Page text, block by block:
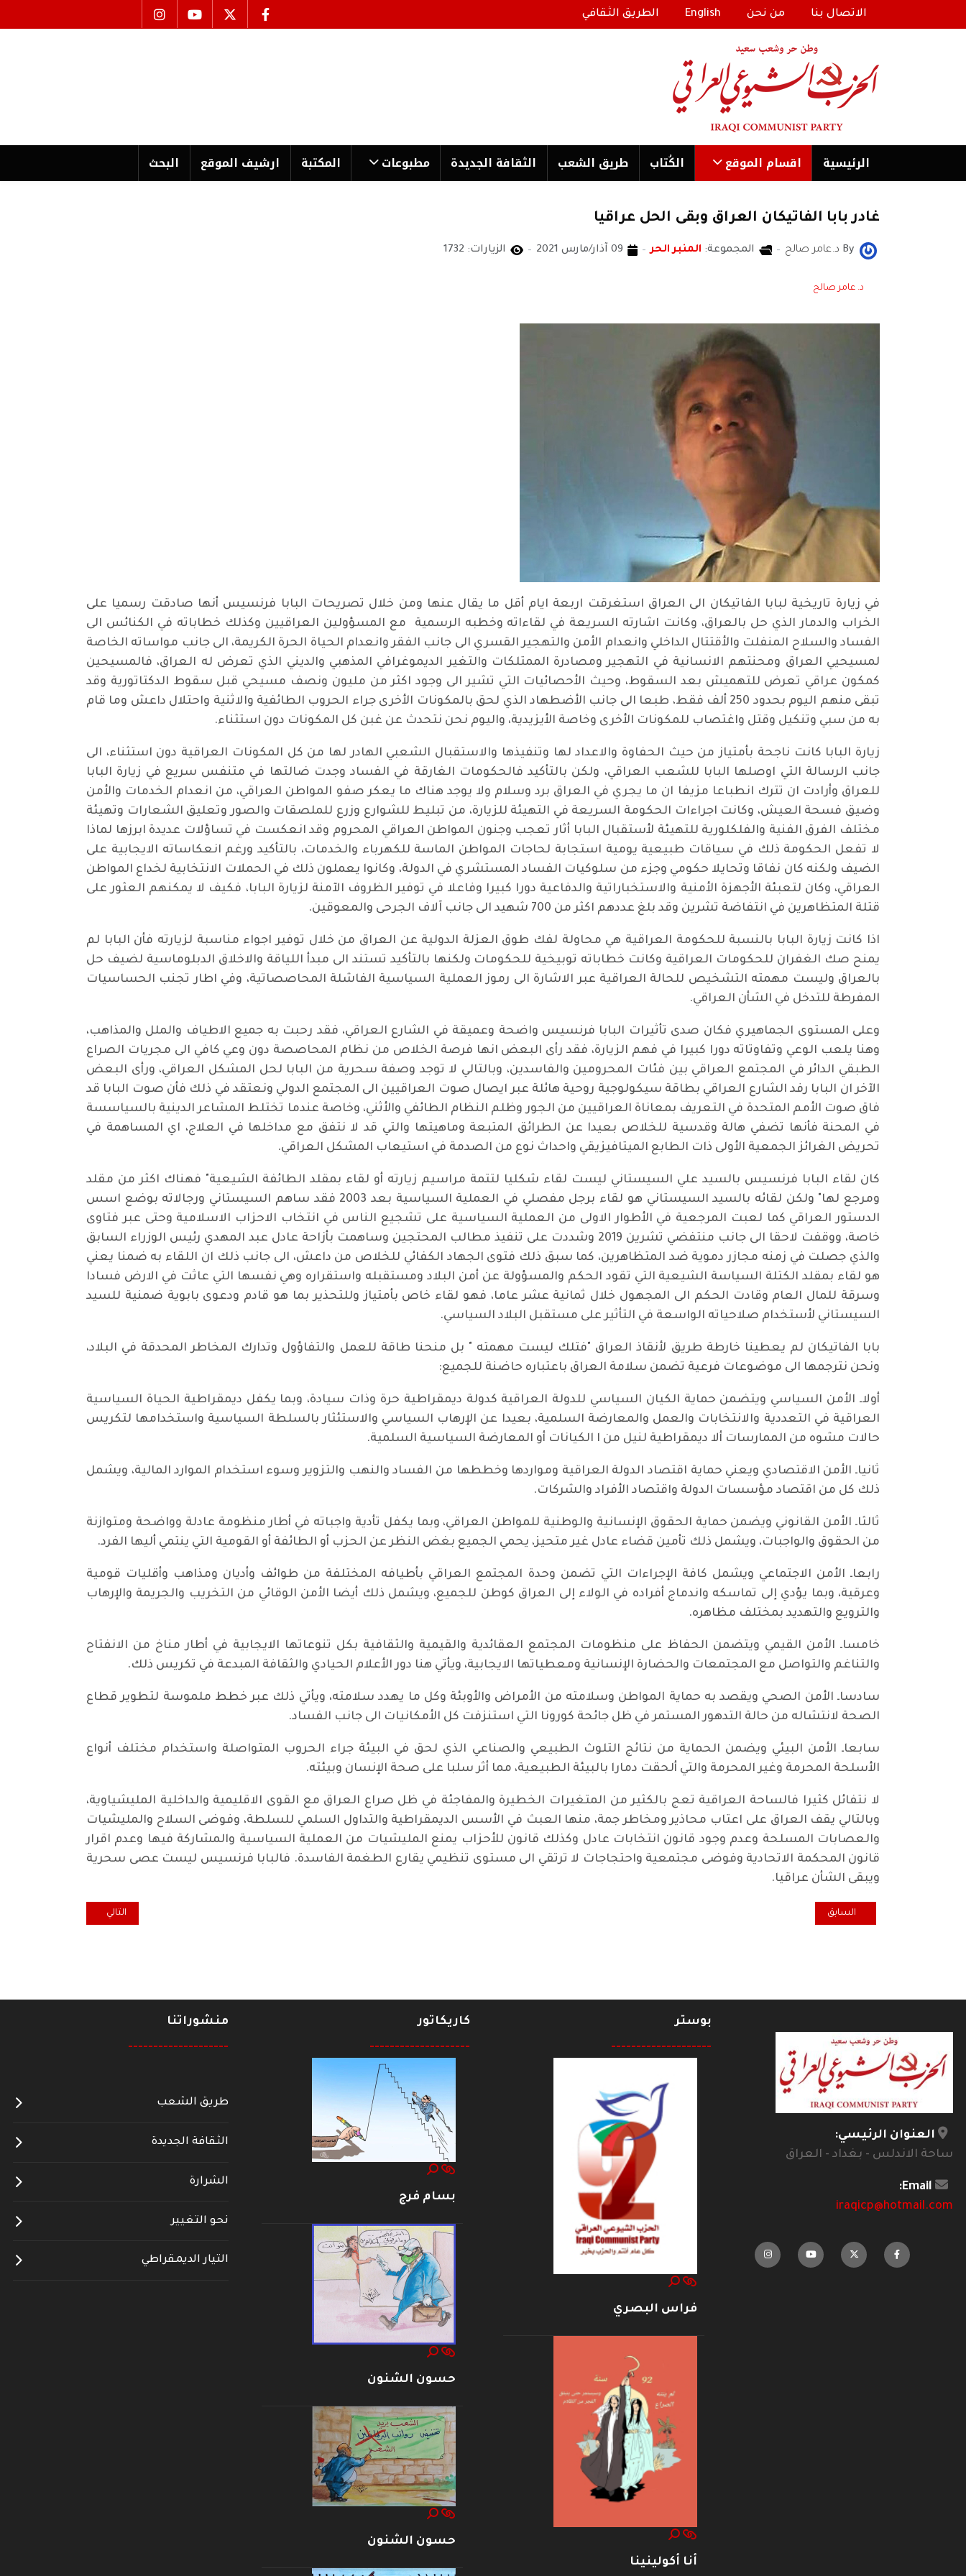
الاتصال بنا من نحن English الطريق الثقافي
الرئیسية اقسام الموقع الكُتاب طریق الشعب الثقافة الجدیدة مطبوعات المكتبة ارشیف الموقع البحث
غادر بابا الفاتيكان العراق وبقى الحل عراقيا
By د.عامر صالح المجموعة: المنبر الحر 09 آذار/مارس 2021 الزيارات: 1732
د. عامر صالح
في زيارة تاريخية لبابا الفاتيكان الى العراق استغرقت اربعة ايام أقل ما يقال عنها ومن خلال تصريحات البابا فرنسيس أنها صادقت رسميا على
الخراب والدمار الذي حل بالعراق، وكانت اشارته السريعة في لقاءاته وخطبه الرسمية مع المسؤولين العراقيين وكذلك خطاباته في الكنائس الى
الفساد والسلاح المنفلت والأقتتال الداخلي وانعدام الأمن والتهجير القسري الى جانب الفقر وانعدام الحياة الحرة الكريمة، الى جانب مواساته الخاصة
لمسيحيي العراق ومحنتهم الانسانية في التهجير ومصادرة الممتلكات والتغير الديموغرافي المذهبي والديني الذي تعرض له العراق، فالمسيحين
كمكون عراقي تعرض للتهميش بعد السقوط، وحيث الأحصائيات التي تشير الى وجود اكثر من مليون ونصف مسيحي قبل سقوط الدكتاتورية وقد
تبقى منهم اليوم بحدود 250 ألف فقط، طبعا الى جانب الأضطهاد الذي لحق بالمكونات الأخرى جراء الحروب الطائفية والاثنية واحتلال داعش وما قام
به من سبي وتنكيل وقتل واغتصاب للمكونات الأخرى وخاصة الأيزيدية، واليوم نحن نتحدث عن غبن كل المكونات دون استثناء.
زيارة البابا كانت ناجحة بأمتياز من حيث الحفاوة والاعداد لها وتنفيذها والاستقبال الشعبي الهادر لها من كل المكونات العراقية دون استثناء، الى
جانب الرسالة التي اوصلها البابا للشعب العراقي، ولكن بالتأكيد فالحكومات الغارقة في الفساد وجدت ضالتها في متنفس سريع في زيارة البابا
للعراق وأرادت ان تترك انطباعا مزيفا ان ما يجري في العراق برد وسلام ولا يوجد هناك ما يعكر صفو المواطن العراقي، من انعدام الخدمات والأمن
وضيق فسحة العيش، وكانت اجراءات الحكومة السريعة في التهيئة للزيارة، من تبليط للشوارع وزرع للملصقات والصور وتعليق الشعارات وتهيئة
مختلف الفرق الفنية والفلكلورية للتهيئة لأستقبال البابا أثار تعجب وجنون المواطن العراقي المحروم وقد انعكست في تساؤلات عديدة ابرزها لماذا
لا تفعل الحكومة ذلك في سياقات طبيعية يومية استجابة لحاجات المواطن الماسة للكهرباء والخدمات، بالتأكيد ورغم انعكاساته الايجابية على
الضيف ولكنه كان نفاقا وتحايلا حكومي وجزء من سلوكيات الفساد المستشري في الدولة، وكانوا يعملون ذلك في الحملات الانتخابية لخداع المواطن
العراقي، وكان لتعبئة الأجهزة الأمنية والاستخباراتية والدفاعية دورا كبيرا وفاعلا في توفير الظروف الآمنة لزيارة البابا، فكيف لا يمكنهم العثور على
قتلة المتظاهرين في انتفاضة تشرين وقد بلغ عددهم اكثر من 700 شهيد الى جانب آلاف الجرحى والمعوقين.
اذا كانت زيارة البابا بالنسبة للحكومة العراقية هي محاولة لفك طوق العزلة الدولية عن العراق من خلال توفير اجواء مناسبة لزيارته فأن البابا لم
يمنح صك الغفران للحكومات العراقية وكانت خطاباته توبيخية للحكومات ولكنها بالتأكيد تستند الى مبدأ اللياقة والاخلاق الدبلوماسية لضيف حل
بالعراق وليست مهمته التشخيص للحالة العراقية عبر الاشارة الى رموز العملية السياسية الفاشلة المحاصصاتية، وفي اطار تجنب الحساسيات
المفرطة للتدخل في الشأن العراقي.
وعلى المستوى الجماهيري فكان صدى تأثيرات البابا فرنسيس واضحة وعميقة في الشارع العراقي، فقد رحبت به جميع الاطياف والملل والمذاهب،
وهنا يلعب الوعي وتفاوتاته دورا كبيرا في فهم الزيارة، فقد رأى البعض انها فرصة الخلاص من نظام المحاصصة دون وعي كافي الى مجريات الصراع
الطبقي الدائر في المجتمع العراقي بين فئات المحرومين والفاسدين، وبالتالي لا توجد وصفة سحرية من البابا لحل المشكل العراقي، ورأى البعض
الآخر ان البابا رفد الشارع العراقي بطاقة سيكولوجية روحية هائلة عبر ايصال صوت العراقيين الى المجتمع الدولي ونعتقد في ذلك فأن صوت البابا قد
فاق صوت الأمم المتحدة في التعريف بمعاناة العراقيين من الجور وظلم النظام الطائفي والأثني، وخاصة عندما تختلط المشاعر الدينية بالسياسسة
في المحنة فأنها تضفي هالة وقدسية للخلاص بعيدا عن الطرائق المتبعة وماهيتها والتي قد لا نتفق مع مداخلها في العلاج، اي المساهمة في
تحريض الغرائز الجمعية الأولى ذات الطابع الميتافيزيقي واحداث نوع من الصدمة في استيعاب المشكل العراقي.
كان لقاء البابا فرنسيس بالسيد علي السيستاني ليست لقاء شكليا لتتمة مراسيم زيارته أو لقاء بمقلد الطائفة الشيعية" فهناك اكثر من مقلد
ومرجع لها" ولكن لقائه بالسيد السيستاني هو لقاء برجل مفصلي في العملية السياسية بعد 2003 فقد ساهم السيستاني ورجالاته بوضع اسس
الدستور العراقي كما لعبت المرجعية في الأطوار الاولى من العملية السياسية على تشجيع الناس في انتخاب الاحزاب الاسلامية وحتى عبر فتاوى
خاصة، ووقفت لاحقا الى جانب منتفضي تشرين 2019 وشددت على تنفيذ مطالب المحتجين وساهمت بأزاحة عادل عبد المهدي رئيس الوزراء السابق
والذي جصلت في زمنه مجازر دموية ضد المتظاهرين، كما سبق ذلك فتوى الجهاد الكفائي للخلاص من داعش، الى جانب ذلك ان اللقاء به ضمنا يعني
هو لقاء بمقلد الكتلة السياسة الشيعية التي تقود الحكم والمسؤولة عن أمن البلاد ومستقبله واستقراره وهي نفسها التي عاثت في الارض فسادا
وسرقة للمال العام وقادت الحكم الى المجهول خلال ثمانية عشر عاما، فهو لقاء خاص بأمتياز وللتحذير بما هو قادم ودعوى بابوية ضمنية للسيد
السيستاني لأستخدام صلاحياته الواسعة في التأثير على مستقبل البلاد السياسي.
بابا الفاتيكان لم يعطينا خارطة طريق لأنقاذ العراق "فتلك ليست مهمته " بل منحنا طاقة للعمل والتفاؤول وتدارك المخاطر المحدقة في البلاد،
ونحن نترجمها الى موضوعات فرعية تضمن سلامة العراق باعتباره حاضنة للجميع:
أولاـ الأمن السياسي ويتضمن حماية الكيان السياسي للدولة العراقية كدولة ديمقراطية حرة وذات سيادة، وبما يكفل ديمقراطية الحياة السياسية
العراقية في التعددية والانتخابات والعمل والمعارضة السلمية، بعيدا عن الإرهاب السياسي والاستئثار بالسلطة السياسية واستخدامها لتكريس
حالات مشوه من الممارسات ألا ديمقراطية لنيل من ا الكيانات أو المعارضة السياسية السلمية.
ثانياـ الأمن الاقتصادي ويعني حماية اقتصاد الدولة العراقية ومواردها وخططها من الفساد والنهب والتزوير وسوء استخدام الموارد المالية، ويشمل
ذلك كل من اقتصاد مؤسسات الدولة واقتصاد الأفراد والشركات.
ثالثاـ الأمن القانوني ويضمن حماية الحقوق الإنسانية والوطنية للمواطن العراقي، وبما يكفل تأدية واجباته في أطار منظومة عادلة وواضحة ومتوازنة
من الحقوق والواجبات، ويشمل ذلك تأمين قضاء عادل غير متحيز، يحمي الجميع بغض النظر عن الحزب أو الطائفة أو القومية التي ينتمي أليها الفرد.
رابعاـ الأمن الاجتماعي ويشمل كافة الإجراءات التي تضمن وحدة المجتمع العراقي بأطيافه المختلفة من طوائف وأديان ومذاهب وأقليات قومية
وعرقية، وبما يؤدي إلى تماسكه واندماج أفراده في الولاء إلى العراق كوطن للجميع، ويشمل ذلك أيضا الأمن الوقائي من التخريب والجريمة والإرهاب
والترويع والتهديد بمختلف مظاهره.
خامساـ الأمن القيمي ويتضمن الحفاظ على منظومات المجتمع العقائدية والقيمية والثقافية بكل تنوعاتها الايجابية في أطار مناخ من الانفتاح
والتناغم والتواصل مع المجتمعات والحضارة الإنسانية ومعطياتها الايجابية، ويأتي هنا دور الأعلام الحيادي والثقافة المبدعة في تكريس ذلك.
سادساـ الأمن الصحي ويقصد به حماية المواطن وسلامته من الأمراض والأوبئة وكل ما يهدد سلامته، ويأتي ذلك عبر خطط ملموسة لتطوير قطاع
الصحة لانتشاله من حالة التدهور المستمر في ظل جائحة كورونا التي استنزفت كل الأمكانيات الى جانب الفساد.
سابعاـ الأمن البيئي ويضمن الحماية من نتائج التلوث الطبيعي والصناعي الذي لحق في البيئة جراء الحروب المتواصلة واستخدام مختلف أنواع
الأسلحة المحرمة وغير المحرمة والتي ألحقت دمارا بالبيئة الطبيعية، مما أثر سلبا على صحة الإنسان وبيئته.
لا نتفائل كثيرا فالساحة العراقية تعج بالكثير من المتغيرات الخطيرة والمفاجئة في ظل صراع العراق مع القوى الاقليمية والداخلية المليشياوية،
وبالتالي يقف العراق على اعتاب محاذير ومخاطر جمة، منها العبث في الأسس الديمقراطية والتداول السلمي للسلطة، وفوضى السلاح والمليشيات
والعصابات المسلحة وعدم وجود قانون انتخابات عادل وكذلك قانون للأحزاب يمنع المليشيات من العملية السياسية والمشاركة فيها وعدم اقرار
قانون المحكمة الاتحادية وفوضى مجتمعية واحتجاجات لا ترتقي الى مستوى تنظيمي يقارع الطغمة الفاسدة. فالبابا فرنسيس ليست عصى سحرية
ويبقى الشأن عراقيا.
المقال السابق: حليمة... وبابا الفاتيكان... والمحكمة الاتحادية
السابق المقال التالي: احتلال العراق
التالي
العنوان الرئيسي:
ساحة الاندلس - بغداد - العراق
Email:
iraqicp@hotmail.com
بوستر
--------------------
فراس البصري
أنا أكولينينا
كاريكاتور
--------------------
بسام فرج
حسون الشنون
حسون الشنون
منشوراتنا
--------------------
طريق الشعب
الثقافة الجديدة
الشرارة
نحو التغيير
التيار الديمقراطي